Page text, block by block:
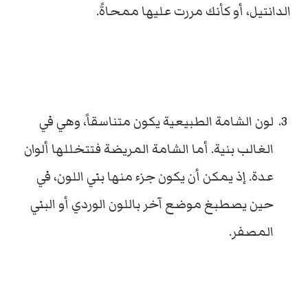
الدانتيل، أو كأنك مررت عليها ممحاةً.
لون الشامة الطبيعية يكون متناسقاً، وهي في
الغالب بنية. أما الشامة المريضة فتتخللها ألوان
عدة. إذ يمكن أن يكون جزء منها بني اللون، في
حين يصطبغ موضع آخر باللون الوردي أو البني
المصفر.